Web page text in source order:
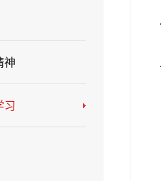
神
习